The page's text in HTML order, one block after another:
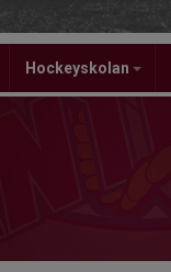
Hockeyskolan